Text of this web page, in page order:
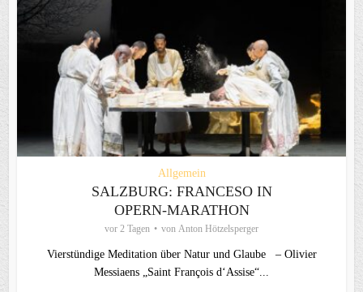
Allgemein
SALZBURG: FRANCESO IN
OPERN-MARATHON
vor 2 Tagen von Anton Hötzelsperger
Vierstündige Meditation über Natur und Glaube – Olivier
Messiaens „Saint François d‘Assise“...